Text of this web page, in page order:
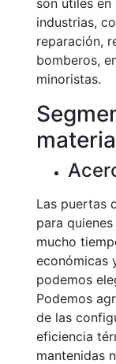
son útiles
industrias,
reparación,
bomberos,
minoristas.
Las puertas
para
mucho
económicas
podemos
Podemos
de las
eficiencia
mantenidas